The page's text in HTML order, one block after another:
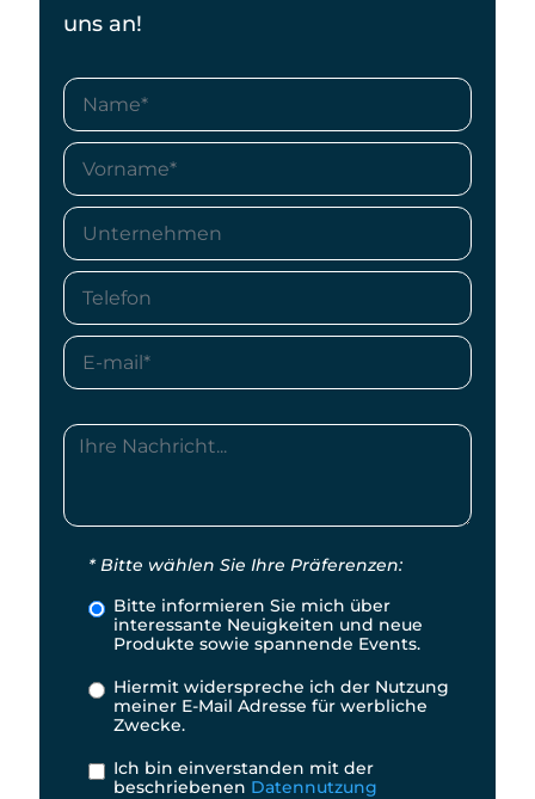
uns an!
* Bitte wählen Sie Ihre Präferenzen:
Bitte informieren Sie mich über
interessante Neuigkeiten und neue
Produkte sowie spannende Events.
Hiermit widerspreche ich der Nutzung
meiner E-Mail Adresse für werbliche
Zwecke.
Ich bin einverstanden mit der
beschriebenen Datennutzung